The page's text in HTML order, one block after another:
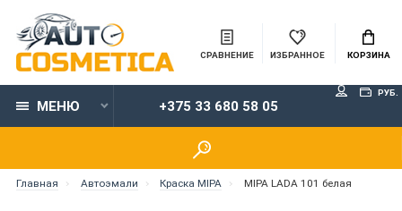
СРАВНЕНИЕ ИЗБРАННОЕ КОРЗИНА
МЕНЮ +375 33 680 58 05
РУБ.
Главная Автоэмали Краска MIPA MIPA LADA 101 белая